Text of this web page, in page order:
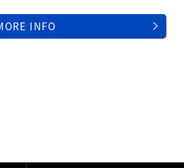
INFO